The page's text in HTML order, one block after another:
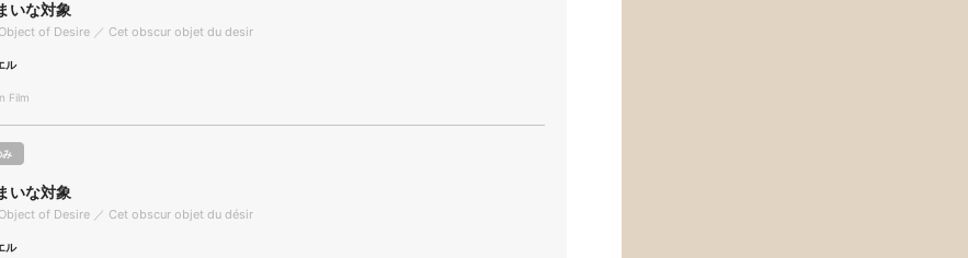
いな対象
of Desire ／ Cet obscur objet du desir
ル
Film
み
いな対象
of Desire ／ Cet obscur objet du désir
ル